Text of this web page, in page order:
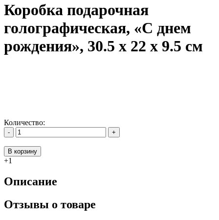
Коробка подарочная
голографическая, «С днем
рождения», 30.5 х 22 х 9.5 см
Количество:
- +
В корзину
+1
Описание
Отзывы о товаре